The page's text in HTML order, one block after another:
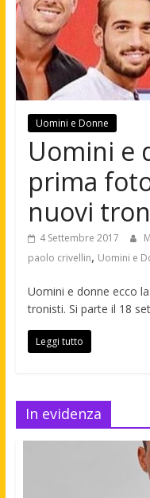
Uomini e Donne
Uomini e
prima
nuovi
4 Settembre 2017
paolo crivellin, Uomini e
Uomini e donne ecco
tronisti. Si parte il 18
Leggi tutto
In evidenza